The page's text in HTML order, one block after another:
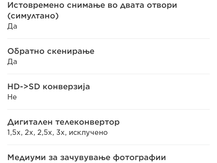
Истовремено снимање во двата отвори
(симултано)
Да
Обратно скенирање
Да
HD->SD конверзија
Не
Дигитален телеконвертор
1,5x, 2x, 2,5x, 3x, исклучено
Медиуми за зачувување фотографии